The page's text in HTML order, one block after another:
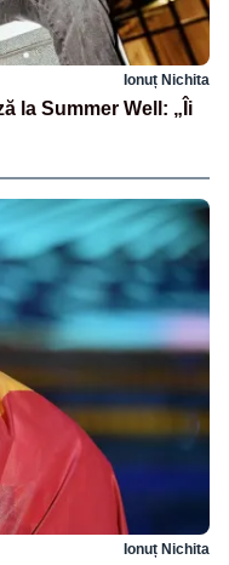
Ionuț Nichita
la Summer Well: „Îi
Ionuț Nichita